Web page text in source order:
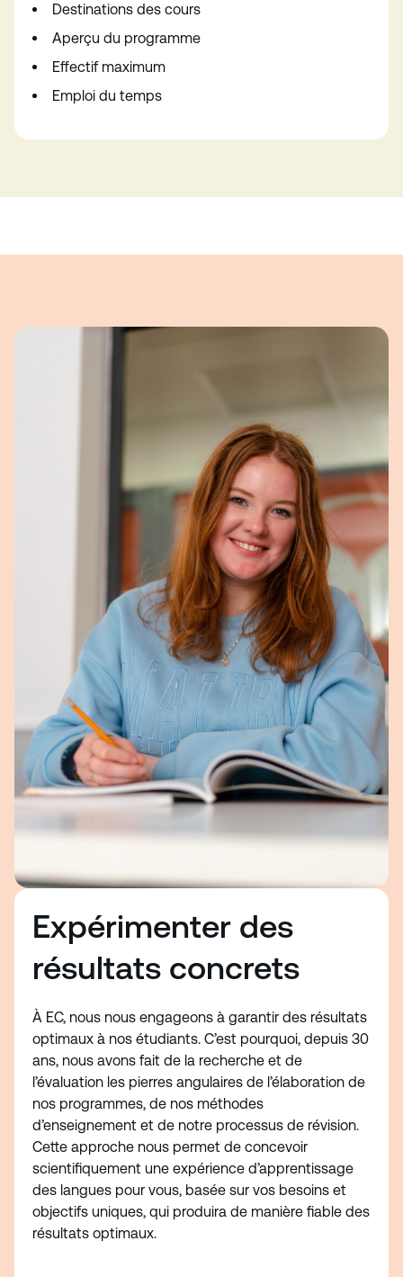
Destinations des cours
Aperçu du programme
Effectif maximum
Emploi du temps
Expérimenter des
résultats concrets
À EC, nous nous engageons à garantir des résultats
optimaux à nos étudiants. C’est pourquoi, depuis 30
ans, nous avons fait de la recherche et de
l’évaluation les pierres angulaires de l’élaboration de
nos programmes, de nos méthodes
d’enseignement et de notre processus de révision.
Cette approche nous permet de concevoir
scientifiquement une expérience d’apprentissage
des langues pour vous, basée sur vos besoins et
objectifs uniques, qui produira de manière fiable des
résultats optimaux.